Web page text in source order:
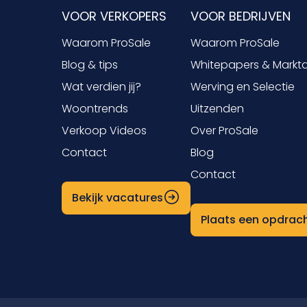
VOOR VERKOPERS
Waarom ProSale
Blog & tips
Wat verdien jij?
Woontrends
Verkoop Videos
Contact
Bekijk vacatures
VOOR BEDRIJVEN
Waarom ProSale
Whitepapers &
Werving en Selectie
Uitzenden
Over ProSale
Blog
Contact
Plaats een